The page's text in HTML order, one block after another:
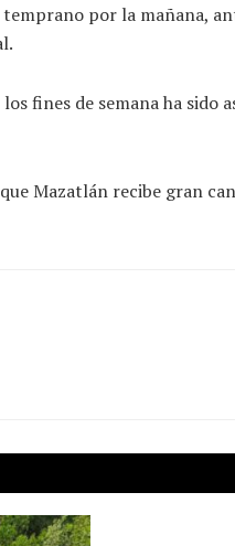
por la mañana,
fines de semana ha sido
Mazatlán recibe gran